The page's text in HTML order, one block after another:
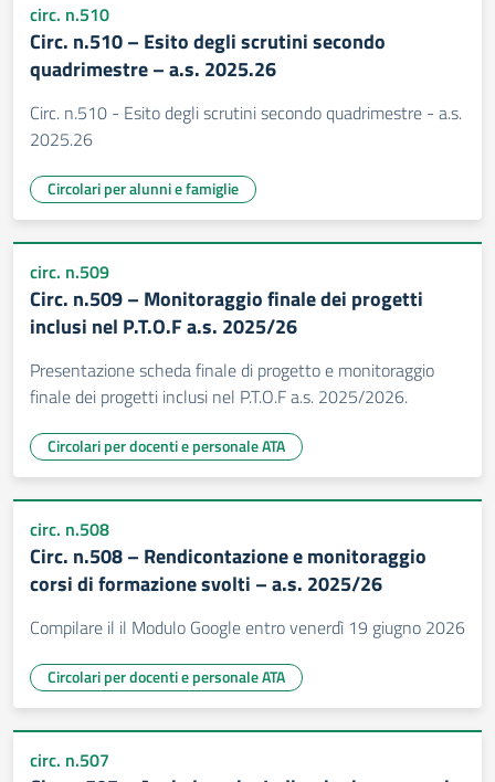
circ. n.510
Circ. n.510 – Esito degli scrutini secondo
quadrimestre – a.s. 2025.26
Circ. n.510 - Esito degli scrutini secondo quadrimestre - a.s.
2025.26
Circolari per alunni e famiglie
circ. n.509
Circ. n.509 – Monitoraggio finale dei progetti
inclusi nel P.T.O.F a.s. 2025/26
Presentazione scheda finale di progetto e monitoraggio
finale dei progetti inclusi nel P.T.O.F a.s. 2025/2026.
Circolari per docenti e personale ATA
circ. n.508
Circ. n.508 – Rendicontazione e monitoraggio
corsi di formazione svolti – a.s. 2025/26
Compilare il il Modulo Google entro venerdì 19 giugno 2026
Circolari per docenti e personale ATA
circ. n.507